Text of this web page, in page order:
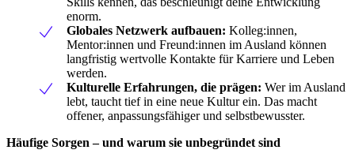
enorm.
Globales Netzwerk aufbauen: Kolleg:innen,
Mentor:innen und Freund:innen im Ausland können
langfristig wertvolle Kontakte für Karriere und Leben
werden.
Kulturelle Erfahrungen, die prägen: Wer im Ausland
lebt, taucht tief in eine neue Kultur ein. Das macht
offener, anpassungsfähiger und selbstbewusster.
Häufige Sorgen – und warum sie unbegründet sind